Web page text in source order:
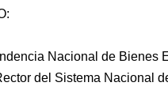
Nacional de Bienes
del Sistema Nacional